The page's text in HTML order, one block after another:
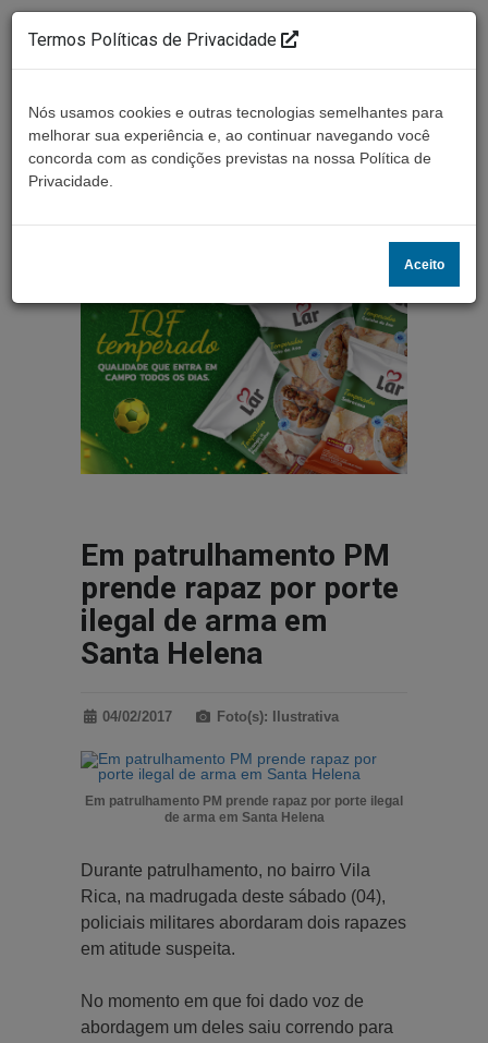
Em patrulhamento PM
prende rapaz por porte
ilegal de arma em
Santa Helena
04/02/2017 Foto(s): Ilustrativa
Em patrulhamento PM prende rapaz por porte ilegal
de arma em Santa Helena
Durante patrulhamento, no bairro Vila
Rica, na madrugada deste sábado (04),
policiais militares abordaram dois rapazes
em atitude suspeita.
No momento em que foi dado voz de
abordagem um deles saiu correndo para
Termos Políticas de Privacidade
Nós usamos cookies e outras tecnologias semelhantes para
melhorar sua experiência e, ao continuar navegando você
concorda com as condições previstas na nossa Política de
Privacidade.
Aceito